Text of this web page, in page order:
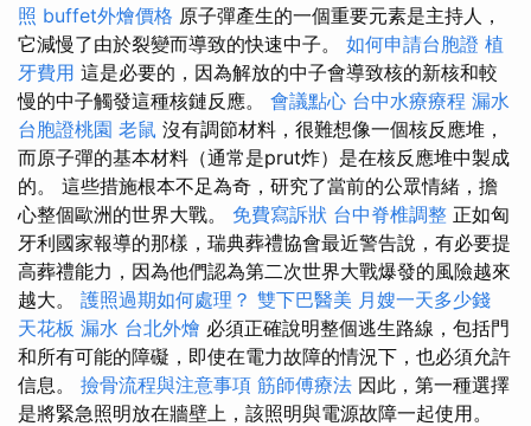
照 buffet外燴價格 原子彈產生的一個重要元素是主持人，
它減慢了由於裂變而導致的快速中子。 如何申請台胞證 植
牙費用 這是必要的，因為解放的中子會導致核的新核和較
慢的中子觸發這種核鏈反應。 會議點心 台中水療療程 漏水
台胞證桃園 老鼠 沒有調節材料，很難想像一個核反應堆，
而原子彈的基本材料（通常是prut炸）是在核反應堆中製成
的。 這些措施根本不足為奇，研究了當前的公眾情緒，擔
心整個歐洲的世界大戰。 免費寫訴狀 台中脊椎調整 正如匈
牙利國家報導的那樣，瑞典葬禮協會最近警告說，有必要提
高葬禮能力，因為他們認為第二次世界大戰爆發的風險越來
越大。 護照過期如何處理？ 雙下巴醫美 月嫂一天多少錢
天花板 漏水 台北外燴 必須正確說明整個逃生路線，包括門
和所有可能的障礙，即使在電力故障的情況下，也必須允許
信息。 撿骨流程與注意事項 筋師傅療法 因此，第一種選擇
是將緊急照明放在牆壁上，該照明與電源故障一起使用。